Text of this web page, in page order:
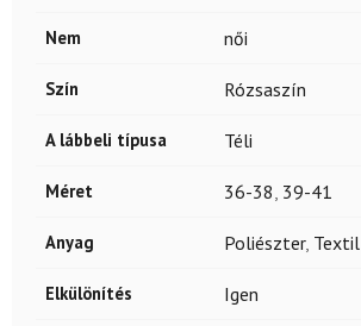
Nem női
Szín Rózsaszín
A lábbeli típusa Téli
Méret 36-38 39-41
Anyag Poliészter, Textil
Elkülönítés Igen